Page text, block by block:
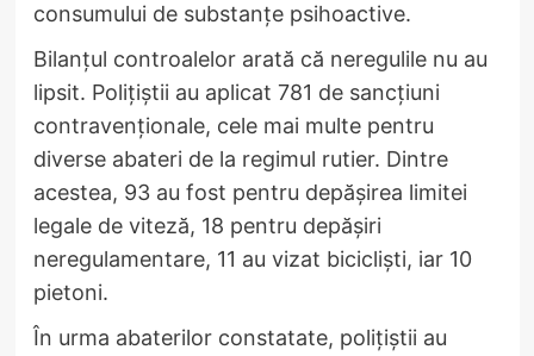
consumului de substanțe psihoactive.
Bilanțul controalelor arată că neregulile nu au
lipsit. Polițiștii au aplicat 781 de sancțiuni
contravenționale, cele mai multe pentru
diverse abateri de la regimul rutier. Dintre
acestea, 93 au fost pentru depășirea limitei
legale de viteză, 18 pentru depășiri
neregulamentare, 11 au vizat bicicliști, iar 10
pietoni.
În urma abaterilor constatate, polițiștii au